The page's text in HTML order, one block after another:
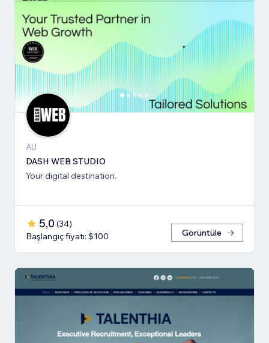
AU
DASH WEB STUDIO
Your digital destination.
5,0 (34)
Başlangıç fiyatı: $100
Görüntüle